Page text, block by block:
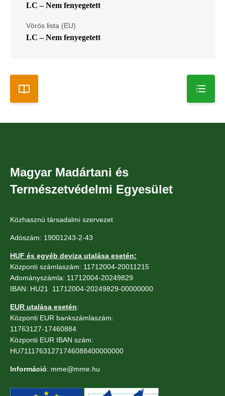
LC – Nem fenyegetett
Vörös lista (EU)
LC – Nem fenyegetett
Magyar Madártani és
Természetvédelmi Egyesület
Közhasznú társadalmi szervezet
Adószám: 19001243-2-43
HUF és egyéb deviza utalása esetén:
Központi számlaszám: 11712004-20011215
Adományszámla: 11712004-20249829
IBAN: HU21 11712004-20249829-00000000
EUR utalása esetén:
Központi EUR bankszámlaszám:
11763127-17460884
Központi EUR IBAN szám:
HU71117631271746088400000000
Információ: mme@mme.hu